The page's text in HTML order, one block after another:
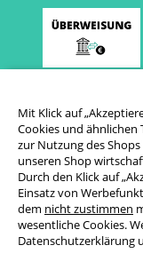
Mit Klick auf
Cookies und ähnlichen
zur Nutzung des
unseren Shop
Durch den Klick auf
Einsatz von
dem nicht zustimmen
wesentliche Cookies.
Datenschutzerklärung